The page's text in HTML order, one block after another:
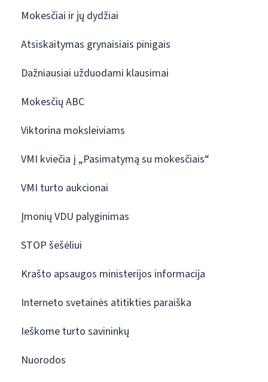
Mokesčiai ir jų dydžiai
Atsiskaitymas grynaisiais pinigais
Dažniausiai užduodami klausimai
Mokesčių ABC
Viktorina moksleiviams
VMI kviečia į „Pasimatymą su mokesčiais“
VMI turto aukcionai
Įmonių VDU palyginimas
STOP šešėliui
Krašto apsaugos ministerijos informacija
Interneto svetainės atitikties paraiška
Ieškome turto savininkų
Nuorodos